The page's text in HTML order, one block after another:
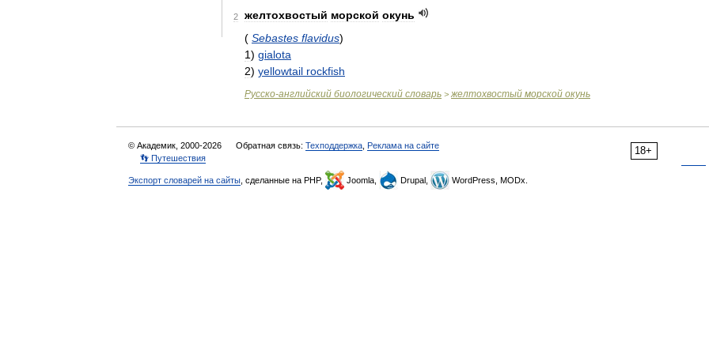
2 желтохвостый морской окунь
( Sebastes flavidus)
1) gialota
2) yellowtail rockfish
Русско-английский биологический словарь > желтохвостый морской окунь
18+
© Академик, 2000-2026 Обратная связь: Техподдержка Реклама на сайте
👣 Путешествия
Экспорт словарей на сайты , сделанные на PHP, Joomla, Drupal, WordPress, MODx.